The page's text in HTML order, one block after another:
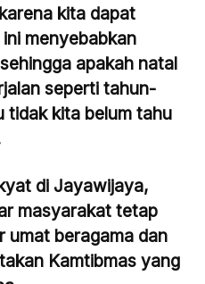
kita dapat
menyebabkan
apakah natal
seperti tahun-
tidak kita belum tahu
di Jayawijaya,
masyarakat tetap
umat beragama dan
Kamtibmas yang